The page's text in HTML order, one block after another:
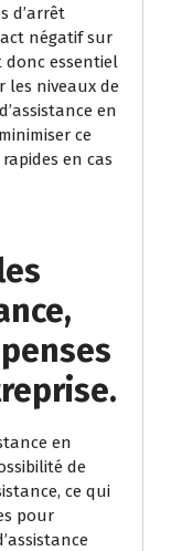
d’arrêt
négatif sur
donc essentiel
les niveaux de
en
ce
en cas
en
de
ce qui
pour